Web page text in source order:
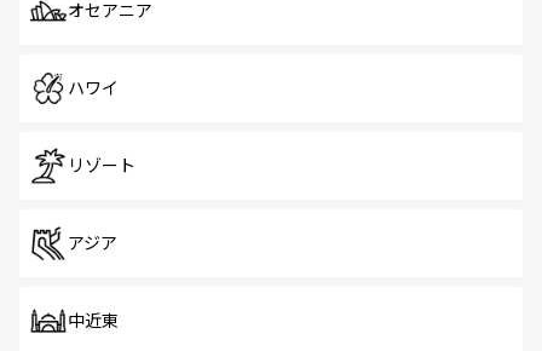
オセアニア
ハワイ
リゾート
アジア
中近東